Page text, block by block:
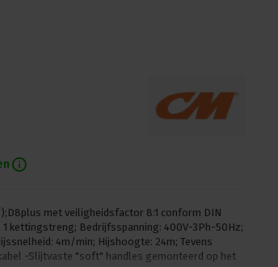
met veiligheidsfactor 8:1 conform DIN
1 kettingstreng; Bedrijfsspanning: 400V-3Ph-50Hz;
4m/min; Hijshoogte: 24m; Tevens
-Slijtvaste "soft" handles gemonteerd op het